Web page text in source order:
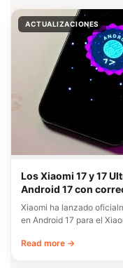
ACTUALIZACIONES
Los Xiaomi 17 y 17
Android 17 con
Xiaomi ha lanzado
en Android 17 para el
Read more →